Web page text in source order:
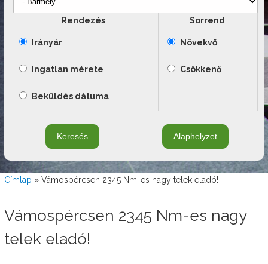
Rendezés
Irányár
Ingatlan mérete
Beküldés dátuma
Sorrend
Növekvő
Csökkenő
Jelenlegi hely
Címlap » Vámospércsen 2345 Nm-es nagy telek eladó!
Vámospércsen 2345 Nm-es nagy
telek eladó!